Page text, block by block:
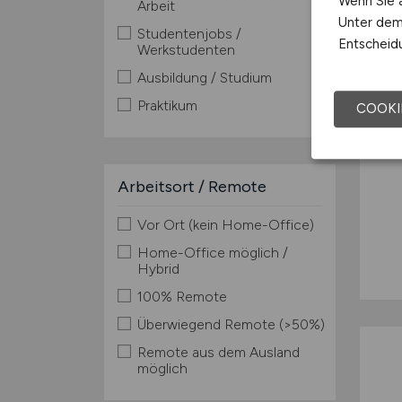
Arbeit
Studentenjobs /
Werkstudenten
Ausbildung / Studium
Praktikum
Arbeitsort / Remote
Vor Ort (kein Home-Office)
Home-Office möglich /
Hybrid
100% Remote
Überwiegend Remote (>50%)
Remote aus dem Ausland
möglich
Unter